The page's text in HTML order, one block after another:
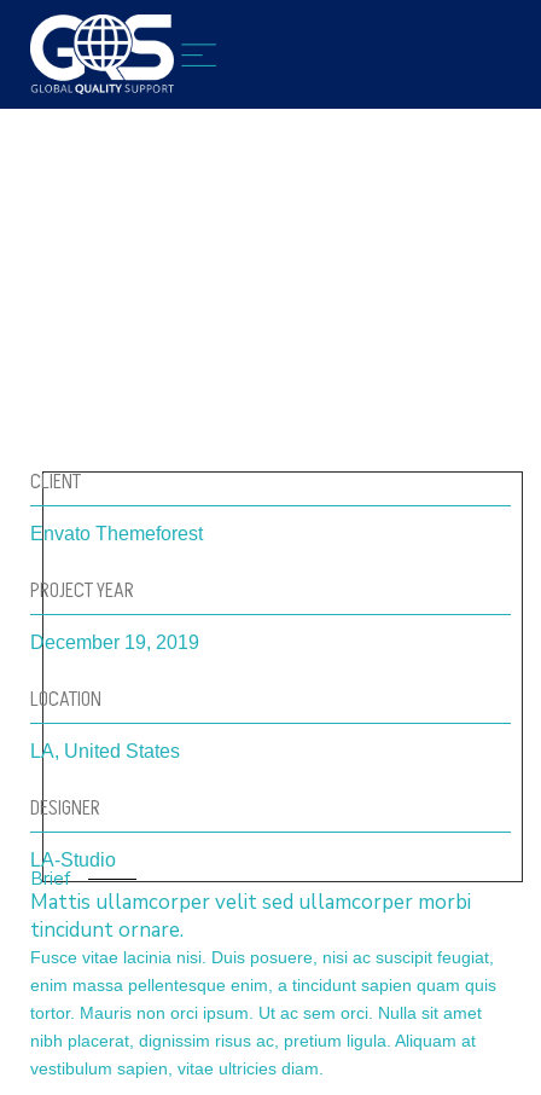
CLIENT
Envato Themeforest
PROJECT YEAR
December 19, 2019
LOCATION
LA, United States
DESIGNER
LA-Studio
Brief
Mattis ullamcorper velit sed ullamcorper morbi
tincidunt ornare.
Fusce vitae lacinia nisi. Duis posuere, nisi ac suscipit feugiat,
enim massa pellentesque enim, a tincidunt sapien quam quis
tortor. Mauris non orci ipsum. Ut ac sem orci. Nulla sit amet
nibh placerat, dignissim risus ac, pretium ligula. Aliquam at
vestibulum sapien, vitae ultricies diam.